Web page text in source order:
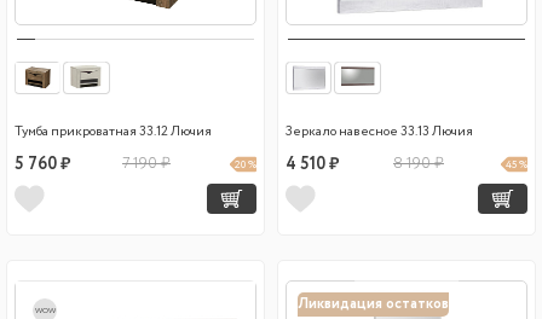
Тумба прикроватная 33.12 Лючия
5 760 ₽ 7 190 ₽ 20 %
Зеркало навесное 33.13 Лючия
4 510 ₽ 8 190 ₽ 45 %
wow Ликвидация остатков